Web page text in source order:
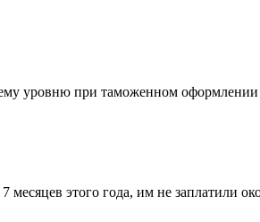
уровню при таможенном
месяцев этого года, им не